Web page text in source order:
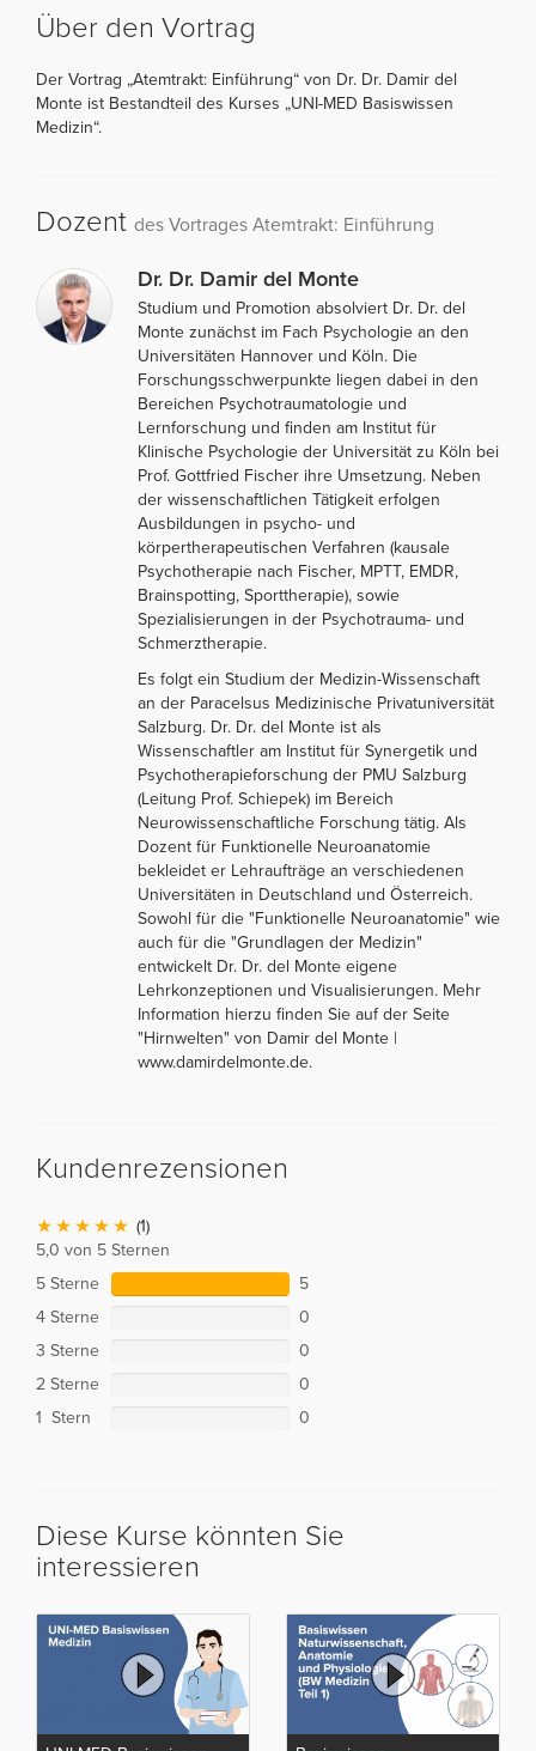
Über den Vortrag
Der Vortrag „Atemtrakt: Einführung“ von Dr. Dr. Damir del
Monte ist Bestandteil des Kurses „UNI-MED Basiswissen
Medizin“.
Dozent des Vortrages Atemtrakt: Einführung
Dr. Dr. Damir del Monte
Studium und Promotion absolviert Dr. Dr. del
Monte zunächst im Fach Psychologie an den
Universitäten Hannover und Köln. Die
Forschungsschwerpunkte liegen dabei in den
Bereichen Psychotraumatologie und
Lernforschung und finden am Institut für
Klinische Psychologie der Universität zu Köln bei
Prof. Gottfried Fischer ihre Umsetzung. Neben
der wissenschaftlichen Tätigkeit erfolgen
Ausbildungen in psycho- und
körpertherapeutischen Verfahren (kausale
Psychotherapie nach Fischer, MPTT, EMDR,
Brainspotting, Sporttherapie), sowie
Spezialisierungen in der Psychotrauma- und
Schmerztherapie.
Es folgt ein Studium der Medizin-Wissenschaft
an der Paracelsus Medizinische Privatuniversität
Salzburg. Dr. Dr. del Monte ist als
Wissenschaftler am Institut für Synergetik und
Psychotherapieforschung der PMU Salzburg
(Leitung Prof. Schiepek) im Bereich
Neurowissenschaftliche Forschung tätig. Als
Dozent für Funktionelle Neuroanatomie
bekleidet er Lehraufträge an verschiedenen
Universitäten in Deutschland und Österreich.
Sowohl für die "Funktionelle Neuroanatomie" wie
auch für die "Grundlagen der Medizin"
entwickelt Dr. Dr. del Monte eigene
Lehrkonzeptionen und Visualisierungen. Mehr
Information hierzu finden Sie auf der Seite
"Hirnwelten" von Damir del Monte |
www.damirdelmonte.de.
Kundenrezensionen
(1)
5,0 von 5 Sternen
5 Sterne
5
4 Sterne
0
3 Sterne
0
2 Sterne
0
1 Stern
0
Diese Kurse könnten Sie
interessieren